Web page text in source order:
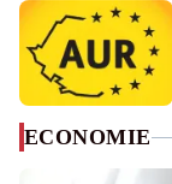
ECONOMIE